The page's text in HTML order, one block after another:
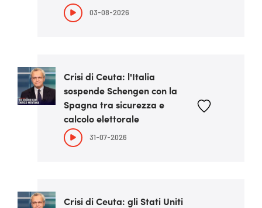
03-08-2026
Crisi di Ceuta: l'Italia
sospende Schengen con la
Spagna tra sicurezza e
calcolo elettorale
31-07-2026
Crisi di Ceuta: gli Stati Uniti